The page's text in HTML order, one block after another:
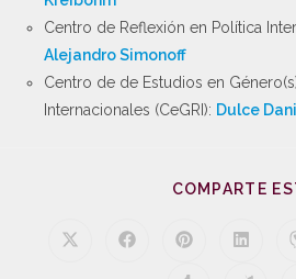
Centro de Reflexión en Política
Alejandro Simonoff
Centro de de Estudios en
Internacionales (CeGRI): Dulce
COMPARTE